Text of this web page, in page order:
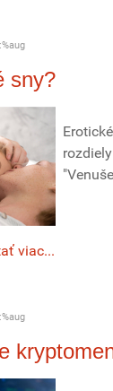
sny?
viac...